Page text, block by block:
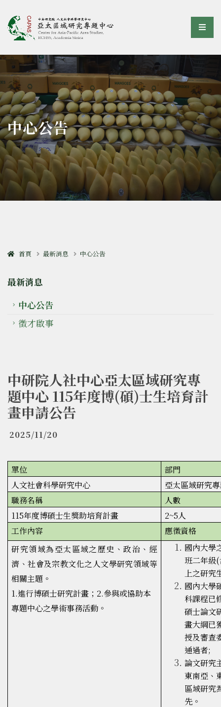
亞太區域研究專題中心選
:::
中心公告
首頁 最新消息 中心公告
最新消息
中心公告
徵才啟事
中研院人社中心亞太區域研究專
題中心 115年度博(碩)士生培育計
畫申請公告
2025/11/20
單位
部門
人文社會科學研究中心
亞太區域研究
職務名稱
人數
115年度博碩士生獎助培育計畫
2~5人
工作內容
應徵資格
研究領域為亞太區域之歷史、政治、經
濟、社會及宗教文化之人文學研究領域等
相關主題。
1.進行博碩士研究計畫；2.參與或協助本
專題中心之學術事務活動。
國內大學
班二年級
上之研究
國內大學
科課程已
碩士論文
畫大綱已
授及審查
通過者;
論文研究
東南亞、
區域研究
先。